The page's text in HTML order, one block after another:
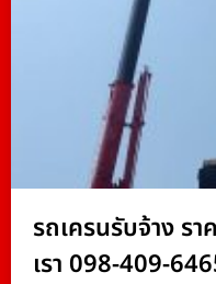
รถเครนรับจ้าง ร
เรา 098-409-